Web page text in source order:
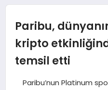
TEKNOLOJI
SPOR
Paribu,
kripto
temsil etti
Paribu’nun Platinum